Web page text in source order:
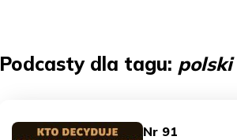
Podcasty dla tagu: polski
Nr 91